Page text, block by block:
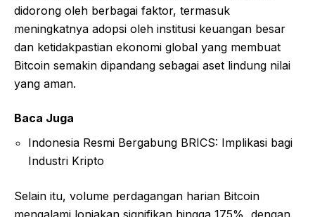
didorong oleh berbagai faktor, termasuk
meningkatnya adopsi oleh institusi keuangan besar
dan ketidakpastian ekonomi global yang membuat
Bitcoin semakin dipandang sebagai aset lindung nilai
yang aman.
Baca Juga
Indonesia Resmi Bergabung BRICS: Implikasi bagi
Industri Kripto
Selain itu, volume perdagangan harian Bitcoin
mengalami lonjakan signifikan hingga 175%, dengan